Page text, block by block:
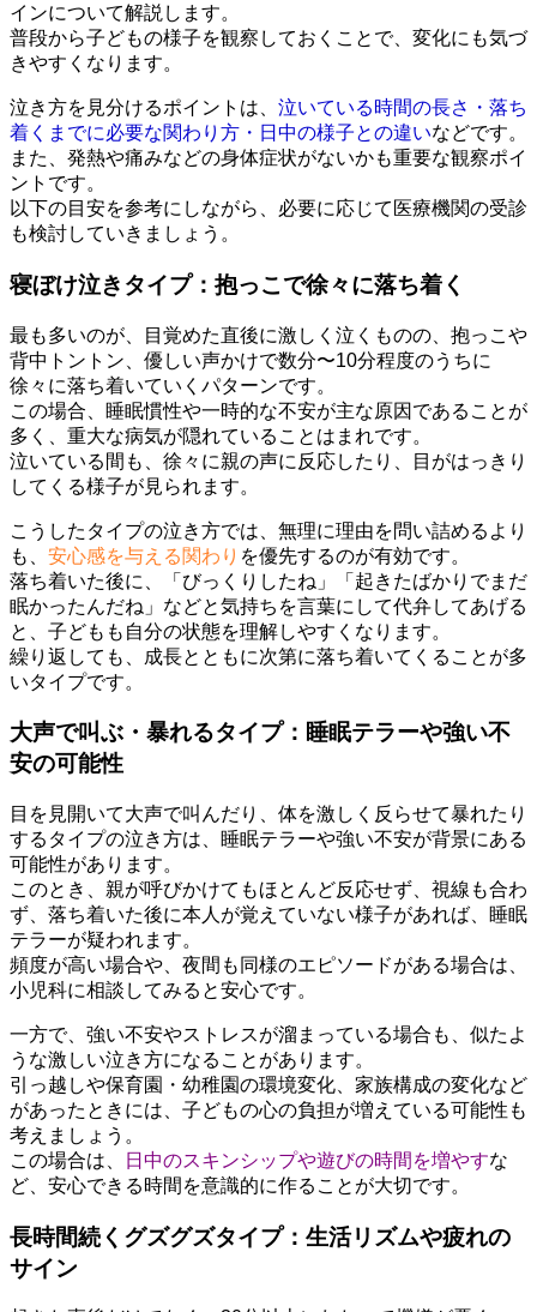
インについて解説します。
普段から子どもの様子を観察しておくことで、変化にも気づ
きやすくなります。
泣き方を見分けるポイントは、 泣いている時間の長さ・落ち
着くまでに必要な関わり方・日中の様子との違いなどです。
また、発熱や痛みなどの身体症状がないかも重要な観察ポイ
ントです。
以下の目安を参考にしながら、必要に応じて医療機関の受診
も検討していきましょう。
寝ぼけ泣きタイプ：抱っこで徐々に落ち着く
最も多いのが、目覚めた直後に激しく泣くものの、抱っこや
背中トントン、優しい声かけで数分〜10分程度のうちに
徐々に落ち着いていくパターンです。
この場合、睡眠慣性や一時的な不安が主な原因であることが
多く、重大な病気が隠れていることはまれです。
泣いている間も、徐々に親の声に反応したり、目がはっきり
してくる様子が見られます。
こうしたタイプの泣き方では、無理に理由を問い詰めるより
も、 安心感を与える関わり を優先するのが有効です。
落ち着いた後に、「びっくりしたね」「起きたばかりでまだ
眠かったんだね」などと気持ちを言葉にして代弁してあげる
と、子どもも自分の状態を理解しやすくなります。
繰り返しても、成長とともに次第に落ち着いてくることが多
いタイプです。
大声で叫ぶ・暴れるタイプ：睡眠テラーや強い不
安の可能性
目を見開いて大声で叫んだり、体を激しく反らせて暴れたり
するタイプの泣き方は、睡眠テラーや強い不安が背景にある
可能性があります。
このとき、親が呼びかけてもほとんど反応せず、視線も合わ
ず、落ち着いた後に本人が覚えていない様子があれば、睡眠
テラーが疑われます。
頻度が高い場合や、夜間も同様のエピソードがある場合は、
小児科に相談してみると安心です。
一方で、強い不安やストレスが溜まっている場合も、似たよ
うな激しい泣き方になることがあります。
引っ越しや保育園・幼稚園の環境変化、家族構成の変化など
があったときには、子どもの心の負担が増えている可能性も
考えましょう。
この場合は、
日中のスキンシップや遊びの時間を増やすな
ど、安心できる時間を意識的に作ることが大切です。
長時間続くグズグズタイプ：生活リズムや疲れの
サイン